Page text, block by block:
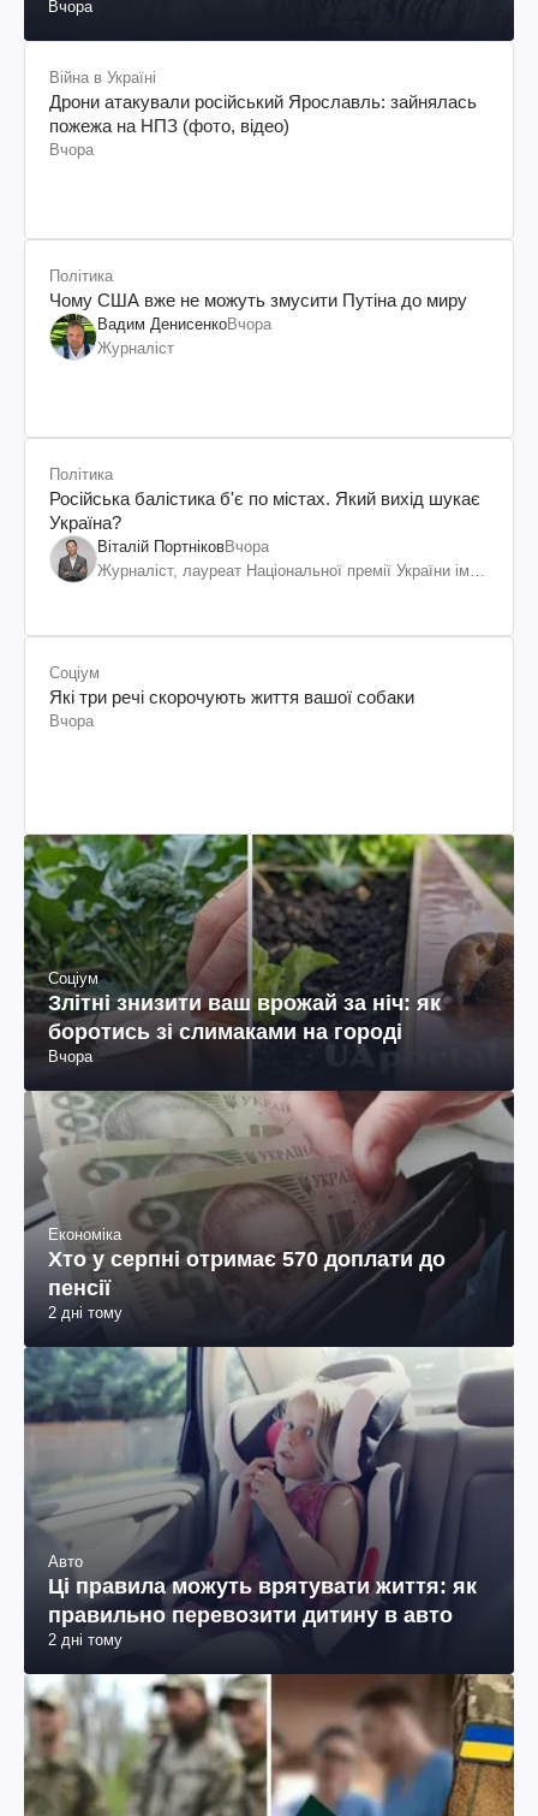
Вчора
Війна в Україні
Дрони атакували російський Ярославль: зайнялась
пожежа на НПЗ (фото, відео)
Вчора
Політика
Чому США вже не можуть змусити Путіна до миру
Вадим ДенисенкоВчора
Журналіст
Політика
Російська балістика б'є по містах. Який вихід шукає
Україна?
Віталій ПортніковВчора
Журналіст, лауреат Національної премії України ім.
Соціум
Які три речі скорочують життя вашої собаки
Вчора
Соціум
Злітні знизити ваш врожай за ніч: як
боротись зі слимаками на городі
Вчора
Економіка
Хто у серпні отримає 570 доплати до
пенсії
2 дні тому
Авто
Ці правила можуть врятувати життя: як
правильно перевозити дитину в авто
2 дні тому